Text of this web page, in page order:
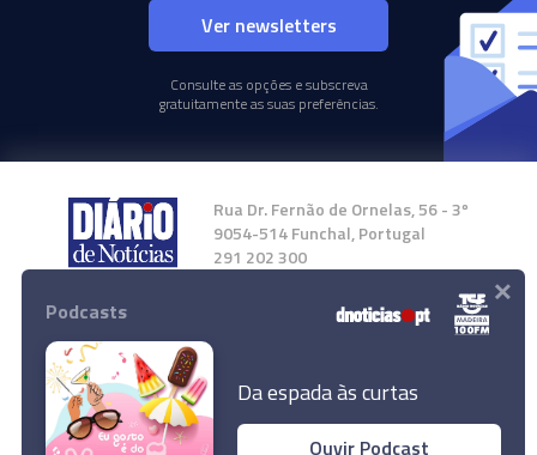
Ver newsletters
Consulte as opções e subscreva
gratuitamente as suas preferências.
Rua Dr. Fernão de Ornelas, 56 - 3º
9054-514 Funchal, Portugal
291 202 300
Instale a nossa App
Podcasts
Da espada às curtas
Ouvir Podcast
×